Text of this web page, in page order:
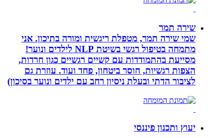
שירה תמר
שמי שירה תמר, מטפלת ריגשית ומורה בתיכון. אני
מתמחה בטיפול רגשי בשיטת NLP לילדים ונוער!
מסייעת בהתמודדות עם קשיים רגשיים כגון חרדות,
הצפות רגשיות, חוסר ביטחון, פחד ועוד. עוזרת גם
לציבור הדתי ובעלת ניסיון רחב עם ילדים ונוער בסיכון)
יעוץ ותכנון פיננסי